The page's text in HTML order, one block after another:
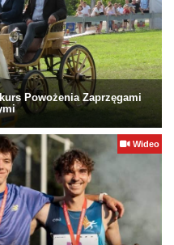
Powożenia Zaprzęgami
Wideo